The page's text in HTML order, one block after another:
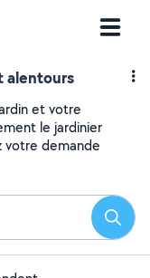
alentours
et votre
le jardinier
votre demande